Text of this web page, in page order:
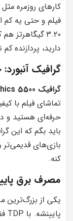
کارهای روزمره
فیلم و حتی یه کم
۳.۲۰
دارید، پردازنده کم
گرافیک
گرافیک Intel HD Graphics 5500
حرفه‌ای هستید و
باید بگم که این
بازی‌های قدیمی‌تر
کنه.
مصرف برق